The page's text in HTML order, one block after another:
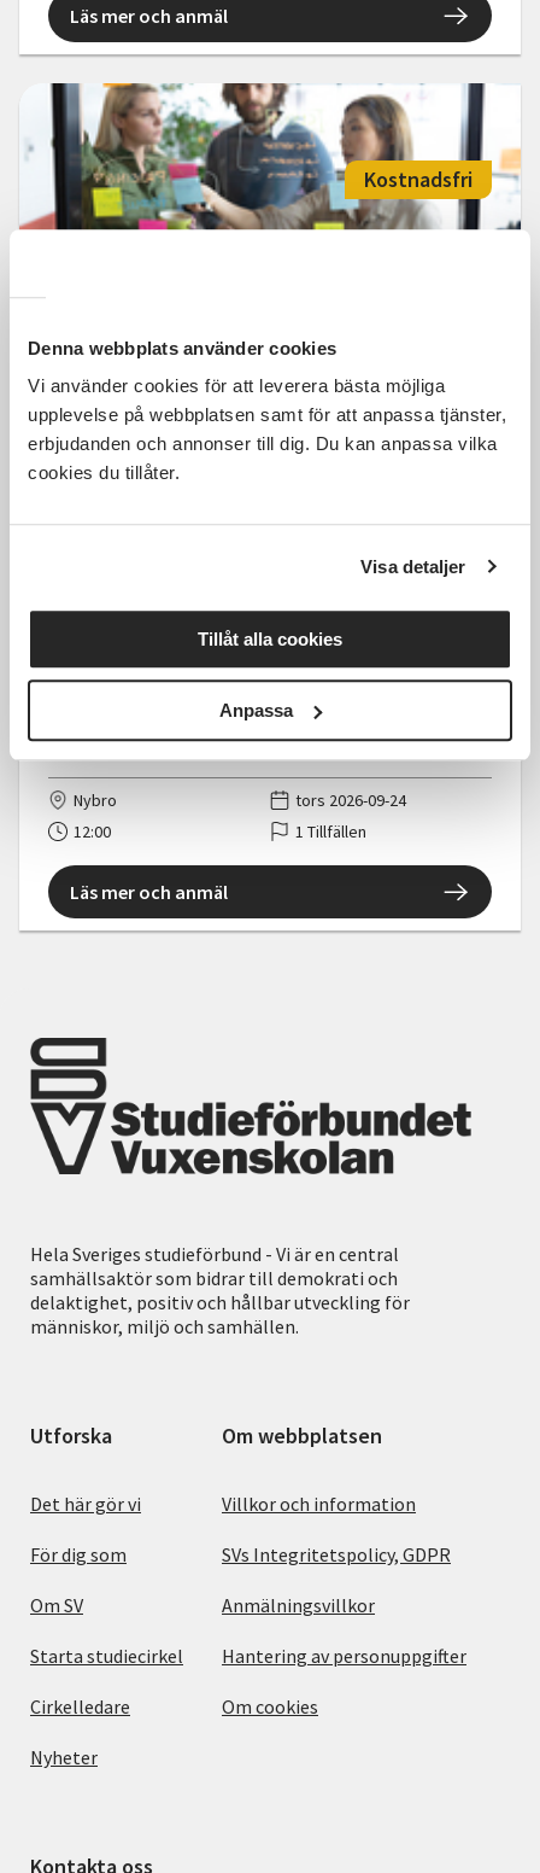
Denna webbplats använder cookies
Vi använder cookies för att leverera bästa möjliga
upplevelse på webbplatsen samt för att anpassa tjänster,
erbjudanden och annonser till dig. Du kan anpassa vilka
cookies du tillåter.
Visa detaljer
Tillåt alla cookies
Anpassa
Läs mer och anmäl
Kostnadsfri
Alvesta
ons 2026-09-09
17:30
1 Tillfällen
Läs mer och anmäl
Lunchscen SARAs folk och fä
179 SEK
Nybro
tors 2026-09-24
12:00
1 Tillfällen
Läs mer och anmäl
Hela Sveriges studieförbund - Vi är en central
samhällsaktör som bidrar till demokrati och
delaktighet, positiv och hållbar utveckling för
människor, miljö och samhällen.
Utforska
Det här gör vi
För dig som
Om SV
Starta studiecirkel
Cirkelledare
Nyheter
Om webbplatsen
Villkor och information
SVs Integritetspolicy, GDPR
Anmälningsvillkor
Hantering av personuppgifter
Om cookies
Kontakta oss